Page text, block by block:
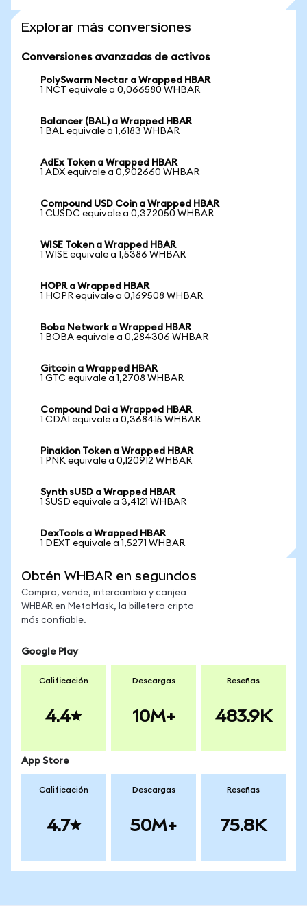
Explorar más conversiones
Conversiones avanzadas de activos
PolySwarm Nectar a Wrapped HBAR
1 NCT equivale a 0,066580 WHBAR
Balancer (BAL) a Wrapped HBAR
1 BAL equivale a 1,6183 WHBAR
AdEx Token a Wrapped HBAR
1 ADX equivale a 0,902660 WHBAR
Compound USD Coin a Wrapped HBAR
1 CUSDC equivale a 0,372050 WHBAR
WISE Token a Wrapped HBAR
1 WISE equivale a 1,5386 WHBAR
HOPR a Wrapped HBAR
1 HOPR equivale a 0,169508 WHBAR
Boba Network a Wrapped HBAR
1 BOBA equivale a 0,284306 WHBAR
Gitcoin a Wrapped HBAR
1 GTC equivale a 1,2708 WHBAR
Compound Dai a Wrapped HBAR
1 CDAI equivale a 0,368415 WHBAR
Pinakion Token a Wrapped HBAR
1 PNK equivale a 0,120912 WHBAR
Synth sUSD a Wrapped HBAR
1 SUSD equivale a 3,4121 WHBAR
DexTools a Wrapped HBAR
1 DEXT equivale a 1,5271 WHBAR
Obtén WHBAR en segundos
Compra, vende, intercambia y canjea
WHBAR en MetaMask, la billetera cripto
más confiable.
Google Play
Calificación
4.4
Descargas
10M+
Reseñas
483.9K
App Store
Calificación
4.7
Descargas
50M+
Reseñas
75.8K